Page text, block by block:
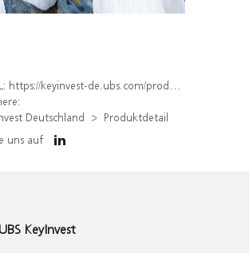
https://keyinvest-de.ubs.com/produkt/detail/index/isin/DE000WA620H3
Deutschland
Produktdetail
uns auf
KeyInvest